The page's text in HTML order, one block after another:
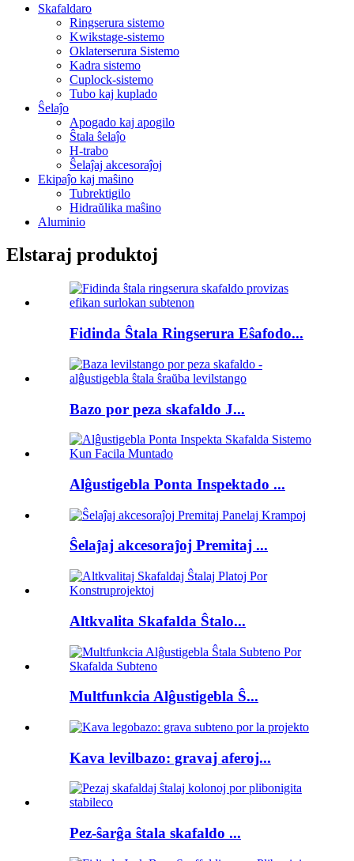
Skafaldaro
Ringserura sistemo
Kwikstage-sistemo
Oklaterserura Sistemo
Kadra sistemo
Cuplock-sistemo
Tubo kaj kuplado
Ŝelaĵo
Apogado kaj apogilo
Ŝtala ŝelaĵo
H-trabo
Ŝelaĵaj akcesoraĵoj
Ekipaĵo kaj maŝino
Tubrektigilo
Hidraŭlika maŝino
Aluminio
Elstaraj produktoj
Fidinda Ŝtala Ringserura Eŝafodo...
Bazo por peza skafaldo J...
Alĝustigebla Ponta Inspektado ...
Ŝelaĵaj akcesoraĵoj Premitaj ...
Altkvalita Skafalda Ŝtalo...
Multfunkcia Alĝustigebla Ŝ...
Kava levilbazo: gravaj aferoj...
Pez-ŝarĝa ŝtala skafaldo ...